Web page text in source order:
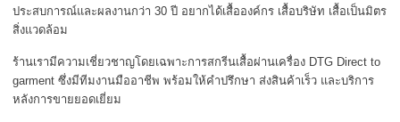
ประสบการณ์และผลงานกว่า 30 ปี อยากได้เสื้อองค์กร เสื้อบริษัท เสื้อเป็นมิตร
สิ่งแวดล้อม
ร้านเรามีความเชี่ยวชาญโดยเฉพาะการสกรีนเสื้อผ่านเครื่อง DTG Direct to
garment ซึ่งมีทีมงานมืออาชีพ พร้อมให้คำปรึกษา ส่งสินค้าเร็ว และบริการ
หลังการขายยอดเยี่ยม